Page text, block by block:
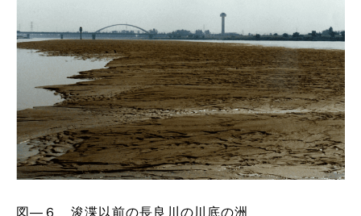
図―６ 浚渫以前の長良川の川底の洲